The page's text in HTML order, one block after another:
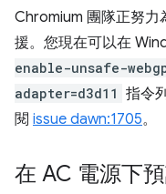
Chromium 團隊正努力
援。您現在可以在
enable-unsafe-
adapter=d3d11 指令
閱 issue dawn:1705。
在 AC 電源下